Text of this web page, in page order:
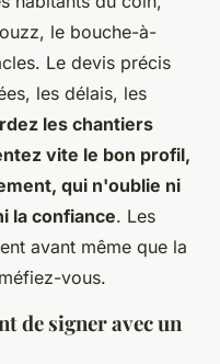
le bouche-à-
Le devis précis
les délais, les
les chantiers
vite le bon profil,
qui n'oublie ni
la confiance. Les
avant même que la
vous.
de signer avec un